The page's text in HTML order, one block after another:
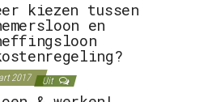
kiezen tussen
en
2017 Uit